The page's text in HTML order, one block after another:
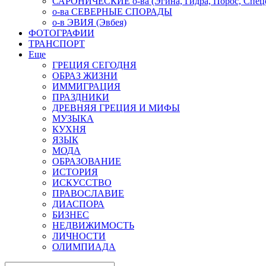
о-ва СЕВЕРНЫЕ СПОРАДЫ
о-в ЭВИЯ (Эвбея)
ФОТОГРАФИИ
ТРАНСПОРТ
Еще
ГРЕЦИЯ СЕГОДНЯ
ОБРАЗ ЖИЗНИ
ИММИГРАЦИЯ
ПРАЗДНИКИ
ДРЕВНЯЯ ГРЕЦИЯ И МИФЫ
МУЗЫКА
КУХНЯ
ЯЗЫК
МОДА
ОБРАЗОВАНИЕ
ИСТОРИЯ
ИСКУССТВО
ПРАВОСЛАВИЕ
ДИАСПОРА
БИЗНЕС
НЕДВИЖИМОСТЬ
ЛИЧНОСТИ
ОЛИМПИАДА